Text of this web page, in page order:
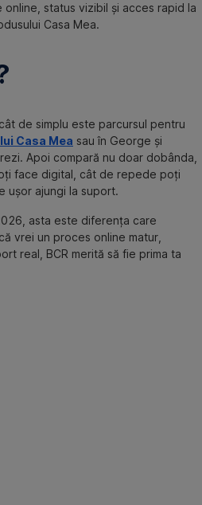
status vizibil și acces rapid la
Casa Mea.
de simplu este parcursul pentru
Casa Mea sau în George și
Apoi compară nu doar dobânda,
face digital, cât de repede poți
ușor ajungi la suport.
asta este diferența care
vrei un proces online matur,
real, BCR merită să fie prima ta